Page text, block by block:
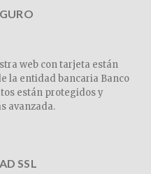
web con tarjeta están
la entidad bancaria Banco
están protegidos y
avanzada.
SSL